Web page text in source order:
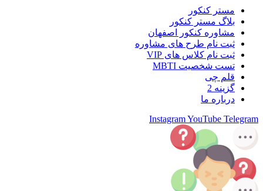
مستر کنکور
بلاگ مستر کنکور
مشاوره کنکور اصفهان
ثبت نام طرح های مشاوره
ثبت نام کلاس های VIP
تست شخصیت MBTI
قلم چی
گزینه 2
درباره ما
InstagramYouTube Telegram